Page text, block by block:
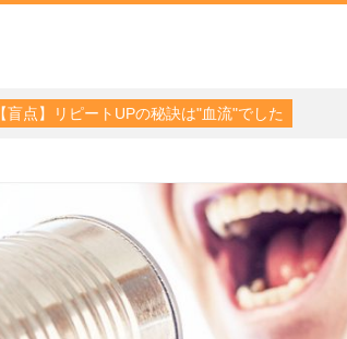
【盲点】リピートUPの秘訣は"血流"でした